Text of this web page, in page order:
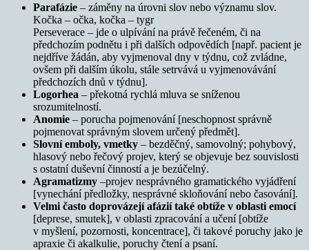
Parafázie – záměny na úrovni slov nebo významu slov.
Kočka – očka, kočka – tygr
Perseverace – jde o ulpívání na právě řečeném, či na
předchozím podnětu i při dalších odpovědích [např. pacient je
nejdříve žádán, aby vyjmenoval dny v týdnu, což zvládne,
ovšem při dalším úkolu, stále setrvává u vyjmenovávání
předchozích dnů v týdnu].
Logorhea – překotná rychlá mluva se sníženou
srozumitelností.
Anomie – porucha pojmenování [neschopnost správně
pojmenovat správným slovem určený předmět].
Slovní emboly, vmetky – bezděčný, samovolný; pohybový,
hlasový nebo řečový projev, který se objevuje bez souvislosti
s ostatní duševní činností a je bezúčelný.
Agramatizmy –projev nesprávného gramatického vyjádření
[vynechání předložky, nesprávné skloňování nebo časování].
Velmi často doprovázejí afázií také obtíže v oblasti emocí
[deprese, smutek], v oblasti zpracování a učení [obtíže
v myšlení, pozornosti, koncentrace], či takové poruchy jako je
apraxie či akalkulie, poruchy čtení a psaní.